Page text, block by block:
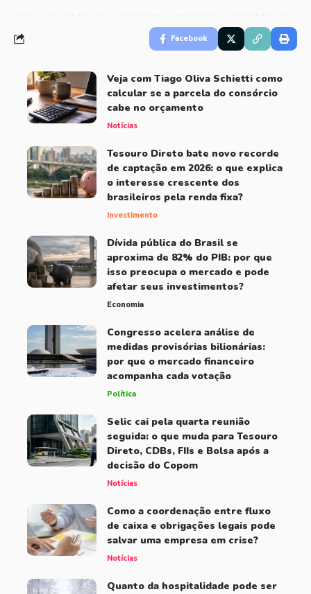
Facebook
Veja com Tiago Oliva Schietti como
calcular se a parcela do consórcio
cabe no orçamento
Notícias
Tesouro Direto bate novo recorde
de captação em 2026: o que explica
o interesse crescente dos
brasileiros pela renda fixa?
Investimento
Dívida pública do Brasil se
aproxima de 82% do PIB: por que
isso preocupa o mercado e pode
afetar seus investimentos?
Economia
Congresso acelera análise de
medidas provisórias bilionárias:
por que o mercado financeiro
acompanha cada votação
Política
Selic cai pela quarta reunião
seguida: o que muda para Tesouro
Direto, CDBs, FIIs e Bolsa após a
decisão do Copom
Notícias
Como a coordenação entre fluxo
de caixa e obrigações legais pode
salvar uma empresa em crise?
Notícias
Quanto da hospitalidade pode ser